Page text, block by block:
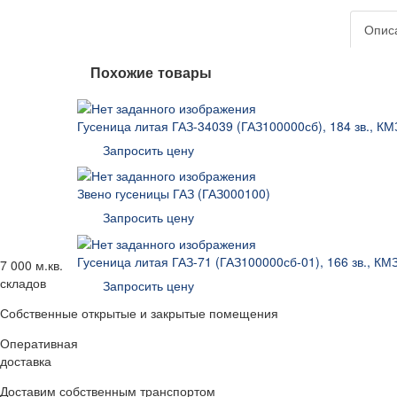
Похожие товары
Гусеница литая ГАЗ-34039 (ГАЗ100000сб), 184 зв.,
Запросить цену
Звено гусеницы ГАЗ (ГАЗ000100)
Запросить цену
Гусеница литая ГАЗ-71 (ГАЗ100000сб-01), 166 зв.,
Запросить цену
7 000 м.кв.
складов
Собственные открытые и закрытые помещения
Оперативная
доставка
Доставим собственным транспортом